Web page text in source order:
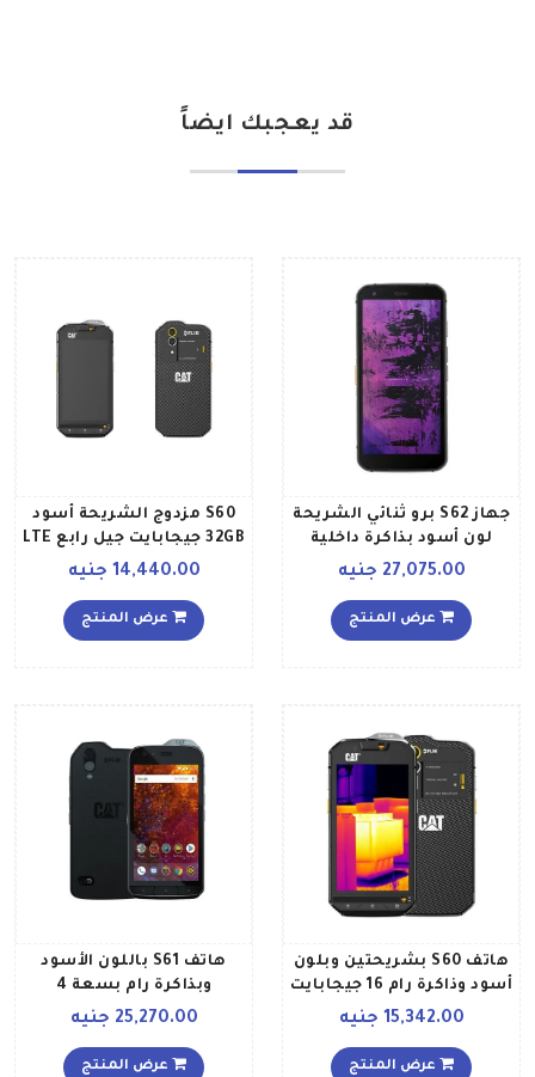
قد يعجبك ايضاً
جهاز S62 برو ثنائي الشريحة
لون أسود بذاكرة داخلية
سعة 128جيجابايت وذاكرة
تقنية 4G LTE
27,075.00 جنيه
عرض المنتج
S60 مزدوج الشريحة أسود
32GB جيجابايت جيل رابع LTE
14,440.00 جنيه
عرض المنتج
هاتف S60 بشريحتين وبلون
أسود وذاكرة رام 16 جيجابايت
LTE
15,342.00 جنيه
عرض المنتج
هاتف S61 باللون الأسود
وبذاكرة رام بسعة 4
جيجابايت وذاكرة داخلية
تقنية 4G LTE
25,270.00 جنيه
عرض المنتج